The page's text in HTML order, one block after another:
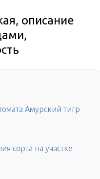
описание
Амурский тигр
сорта на участке